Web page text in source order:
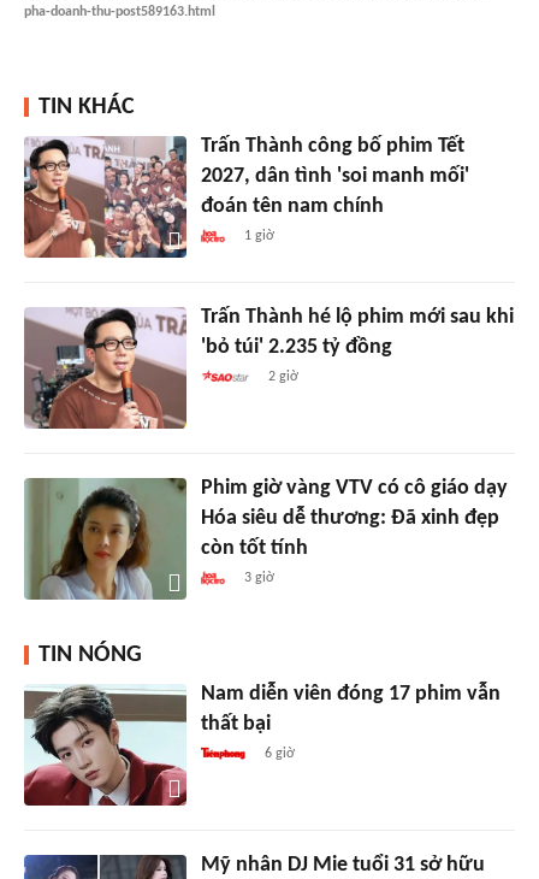
pha-doanh-thu-post589163.html
TIN KHÁC
Trấn Thành công bố phim Tết
2027, dân tình 'soi manh mối'
đoán tên nam chính
1 giờ
Trấn Thành hé lộ phim mới sau khi
'bỏ túi' 2.235 tỷ đồng
2 giờ
Phim giờ vàng VTV có cô giáo dạy
Hóa siêu dễ thương: Đã xinh đẹp
còn tốt tính
3 giờ
TIN NÓNG
Nam diễn viên đóng 17 phim vẫn
thất bại
6 giờ
Mỹ nhân DJ Mie tuổi 31 sở hữu